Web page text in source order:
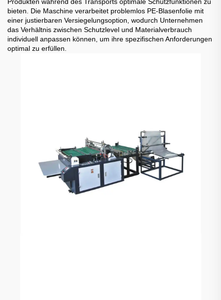
bieten. Die Maschine verarbeitet problemlos PE-Blasenfolie mit
einer justierbaren Versiegelungsoption, wodurch Unternehmen
das Verhältnis zwischen Schutzlevel und Materialverbrauch
individuell anpassen können, um ihre spezifischen Anforderungen
optimal zu erfüllen.